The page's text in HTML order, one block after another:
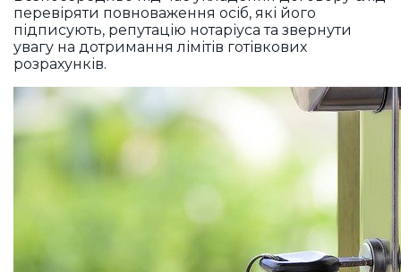
перевіряти повноваження осіб, які його
підписують, репутацію нотаріуса та звернути
увагу на дотримання лімітів готівкових
розрахунків.